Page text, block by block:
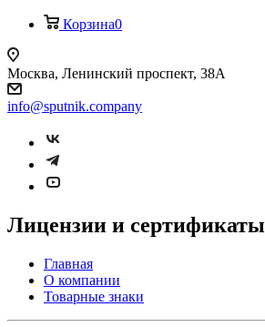
Корзина0
Москва, Ленинский проспект, 38А
info@sputnik.company
Лицензии и сертификаты
Главная
О компании
Товарные знаки